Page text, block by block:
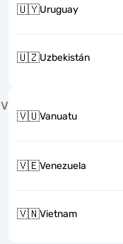
🇺🇾Uruguay
🇺🇿Uzbekistán
V
🇻🇺Vanuatu
🇻🇪Venezuela
🇻🇳Vietnam